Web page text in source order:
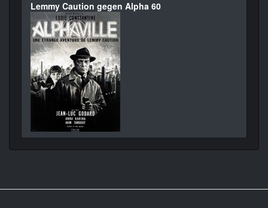
Lemmy Caution gegen Alpha 60